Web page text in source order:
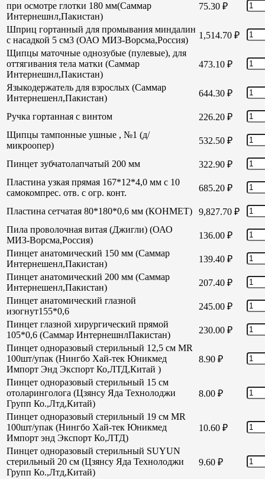
при осмотре глотки 180 мм(Саммар
Интернешнл,Пакистан)
75.30 ₽
Шприц гортанный для промывания миндалин
с насадкой 5 см3 (ОАО МИЗ-Ворсма,Россия)
1,514.70 ₽
Щипцы маточные однозубые (пулевые), для
оттягивания тела матки (Саммар
Интернешнл,Пакистан)
473.10 ₽
Языкодержатель для взрослых (Саммар
Интернешенл,Пакистан)
644.30 ₽
Ручка гортанная с винтом 226.20 ₽
Щипцы тампонные ушные , №1 (д/
микроопер)
532.50 ₽
Пинцет зубчатолапчатый 200 мм 322.90 ₽
Пластина узкая прямая 167*12*4,0 мм с 10
самокомпрес. отв. с огр. конт.
685.20 ₽
Пластина сетчатая 80*180*0,6 мм (КОНМЕТ) 9,827.70 ₽
Пила проволочная витая (Джигли) (ОАО
МИЗ-Ворсма,Россия)
136.00 ₽
Пинцет анатомический 150 мм (Саммар
Интернешенл,Пакистан)
139.40 ₽
Пинцет анатомический 200 мм (Саммар
Интернешенл,Пакистан)
207.40 ₽
Пинцет анатомический глазной
изогнут155*0,6
245.00 ₽
Пинцет глазной хирургический прямой
105*0,6 (Саммар ИнтернешнлПакистан)
230.00 ₽
Пинцет одноразовый стерильный 12,5 см MR
100шт/упак (Нингбо Хай-тек Юникмед
Импорт Энд Экспорт Ко,ЛТД,Китай )
8.90 ₽
Пинцет одноразовый стерильный 15 см
отоларинголога (Цзянсу Яда Технолоджи
Групп Ко.,Лтд,Китай)
8.00 ₽
Пинцет одноразовый стерильный 19 см MR
100шт/упак (Нингбо Хай-тек Юникмед
Импорт энд Экспорт Ко,ЛТД)
10.60 ₽
Пинцет одноразовый стерильный SUYUN
стерильный 20 см (Цзянсу Яда Технолоджи
Групп Ко.,Лтд,Китай)
9.60 ₽